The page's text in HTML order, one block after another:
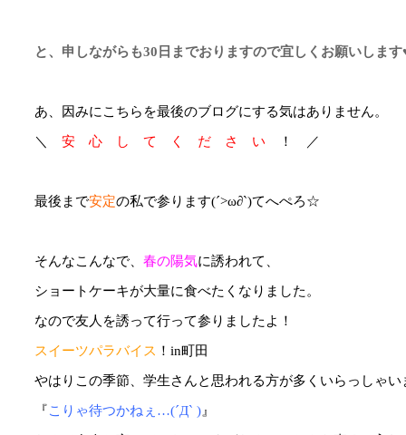
と、申しながらも30日までおりますので宜しくお願いします
あ、因みにこちらを最後のブログにする気はありません。
＼ 安 心 し て く だ さ い ！ ／
最後まで安定の私で参ります(´>ω∂`)てへぺろ☆
そんなこんなで、 春の陽気に誘われて、
ショートケーキが大量に食べたくなりました。
なので友人を誘って行って参りましたよ！
スイーツパラバイス ！in町田
やはりこの季節、学生さんと思われる方が多くいらっしゃい
『こりゃ待つかねぇ…(´Д` ) 』